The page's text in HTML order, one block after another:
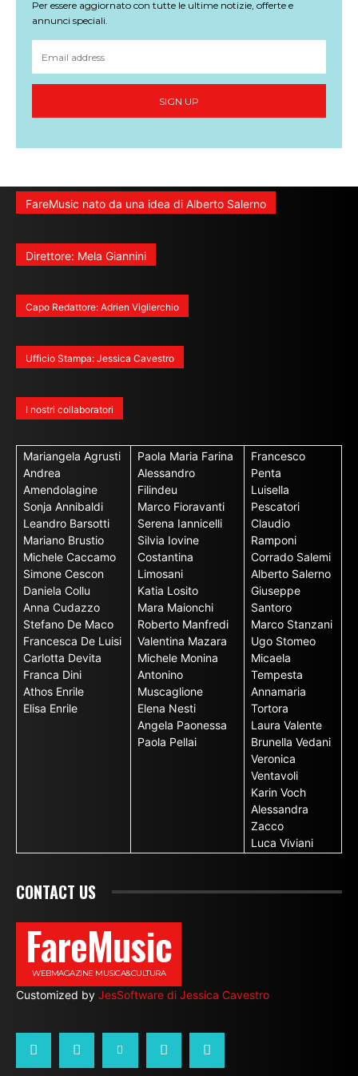
Per essere aggiornato con tutte le ultime notizie, offerte e
annunci speciali.
SIGN UP
FareMusic nato da una idea di Alberto Salerno
Direttore: Mela Giannini
Capo Redattore: Adrien Viglierchio
Ufficio Stampa: Jessica Cavestro
I nostri collaboratori
Mariangela Agrusti
Andrea
Amendolagine
Sonja Annibaldi
Leandro Barsotti
Mariano Brustio
Michele Caccamo
Simone Cescon
Daniela Collu
Anna Cudazzo
Stefano De Maco
Francesca De Luisi
Carlotta Devita
Franca Dini
Athos Enrile
Elisa Enrile
Paola Maria Farina
Alessandro
Filindeu
Marco Fioravanti
Serena Iannicelli
Silvia Iovine
Costantina
Limosani
Katia Losito
Mara Maionchi
Roberto Manfredi
Valentina Mazara
Michele Monina
Antonino
Muscaglione
Elena Nesti
Angela Paonessa
Paola Pellai
Francesco
Penta
Luisella
Pescatori
Claudio
Ramponi
Corrado Salemi
Alberto Salerno
Giuseppe
Santoro
Marco Stanzani
Ugo Stomeo
Micaela
Tempesta
Annamaria
Tortora
Laura Valente
Brunella Vedani
Veronica
Ventavoli
Karin Voch
Alessandra
Zacco
Luca Viviani
CONTACT US
FareMusic
WEBMAGAZINE MUSICA&CULTURA
Customized by JesSoftware di Jessica Cavestro